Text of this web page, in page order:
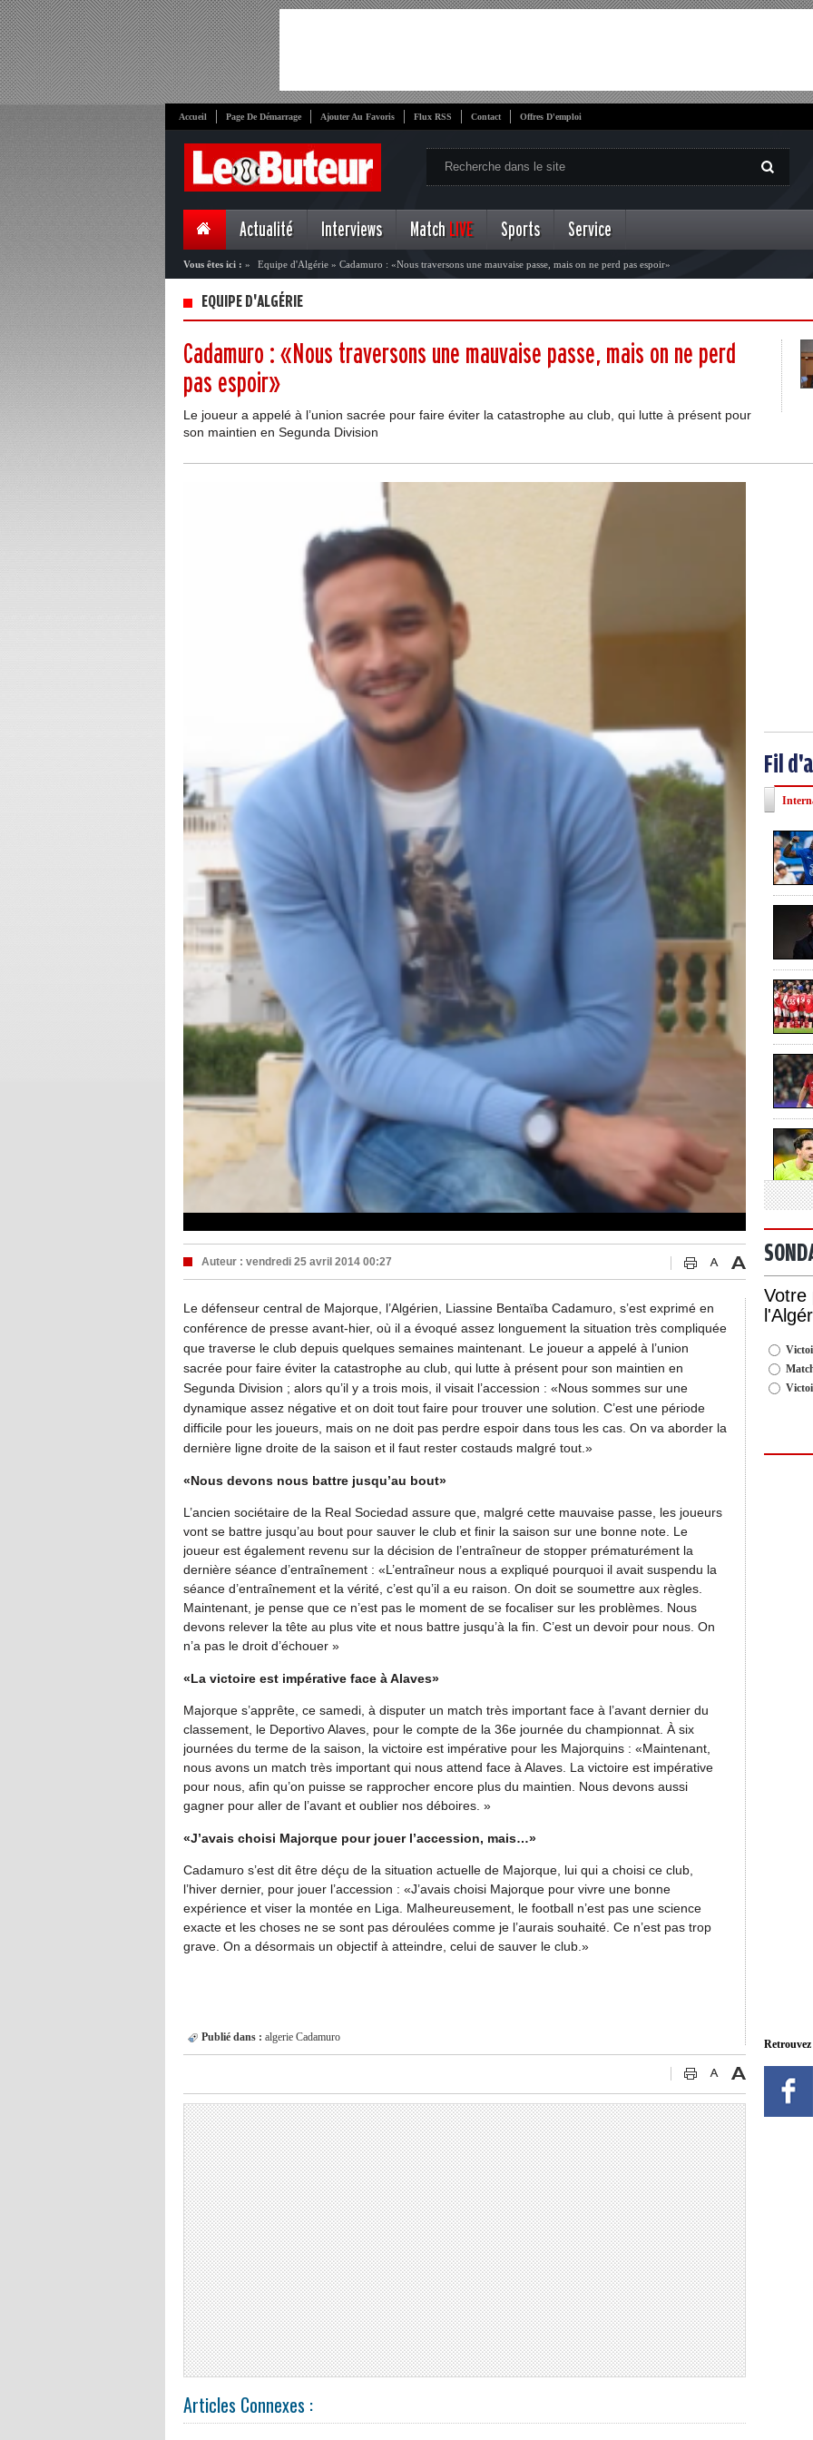
Accueil Page De Démarrage Ajouter Au Favoris Flux RSS Contact Offres D'emploi
Actualité Interviews Match LIVE Sports Service
Vous êtes ici : » Equipe d'Algérie » Cadamuro : «Nous traversons une mauvaise passe, mais on ne perd pas espoir»
EQUIPE D'ALGÉRIE
Cadamuro : «Nous traversons une mauvaise passe, mais on ne perd
pas espoir»
Le joueur a appelé à l’union sacrée pour faire éviter la catastrophe au club, qui lutte à présent pour
son maintien en Segunda Division
Auteur : vendredi 25 avril 2014 00:27
Le défenseur central de Majorque, l’Algérien, Liassine Bentaïba Cadamuro, s’est exprimé en
conférence de presse avant-hier, où il a évoqué assez longuement la situation très compliquée
que traverse le club depuis quelques semaines maintenant. Le joueur a appelé à l’union
sacrée pour faire éviter la catastrophe au club, qui lutte à présent pour son maintien en
Segunda Division ; alors qu’il y a trois mois, il visait l’accession : «Nous sommes sur une
dynamique assez négative et on doit tout faire pour trouver une solution. C’est une période
difficile pour les joueurs, mais on ne doit pas perdre espoir dans tous les cas. On va aborder la
dernière ligne droite de la saison et il faut rester costauds malgré tout.»
«Nous devons nous battre jusqu’au bout»
L’ancien sociétaire de la Real Sociedad assure que, malgré cette mauvaise passe, les joueurs
vont se battre jusqu’au bout pour sauver le club et finir la saison sur une bonne note. Le
joueur est également revenu sur la décision de l’entraîneur de stopper prématurément la
dernière séance d’entraînement : «L’entraîneur nous a expliqué pourquoi il avait suspendu la
séance d’entraînement et la vérité, c’est qu’il a eu raison. On doit se soumettre aux règles.
Maintenant, je pense que ce n’est pas le moment de se focaliser sur les problèmes. Nous
devons relever la tête au plus vite et nous battre jusqu’à la fin. C’est un devoir pour nous. On
n’a pas le droit d’échouer »
«La victoire est impérative face à Alaves»
Majorque s’apprête, ce samedi, à disputer un match très important face à l’avant dernier du
classement, le Deportivo Alaves, pour le compte de la 36e journée du championnat. À six
journées du terme de la saison, la victoire est impérative pour les Majorquins : «Maintenant,
nous avons un match très important qui nous attend face à Alaves. La victoire est impérative
pour nous, afin qu’on puisse se rapprocher encore plus du maintien. Nous devons aussi
gagner pour aller de l’avant et oublier nos déboires. »
«J’avais choisi Majorque pour jouer l’accession, mais…»
Cadamuro s’est dit être déçu de la situation actuelle de Majorque, lui qui a choisi ce club,
l’hiver dernier, pour jouer l’accession : «J’avais choisi Majorque pour vivre une bonne
expérience et viser la montée en Liga. Malheureusement, le football n’est pas une science
exacte et les choses ne se sont pas déroulées comme je l’aurais souhaité. Ce n’est pas trop
grave. On a désormais un objectif à atteindre, celui de sauver le club.»
Publié dans : algerie Cadamuro
Articles Connexes :
Fil
Votre